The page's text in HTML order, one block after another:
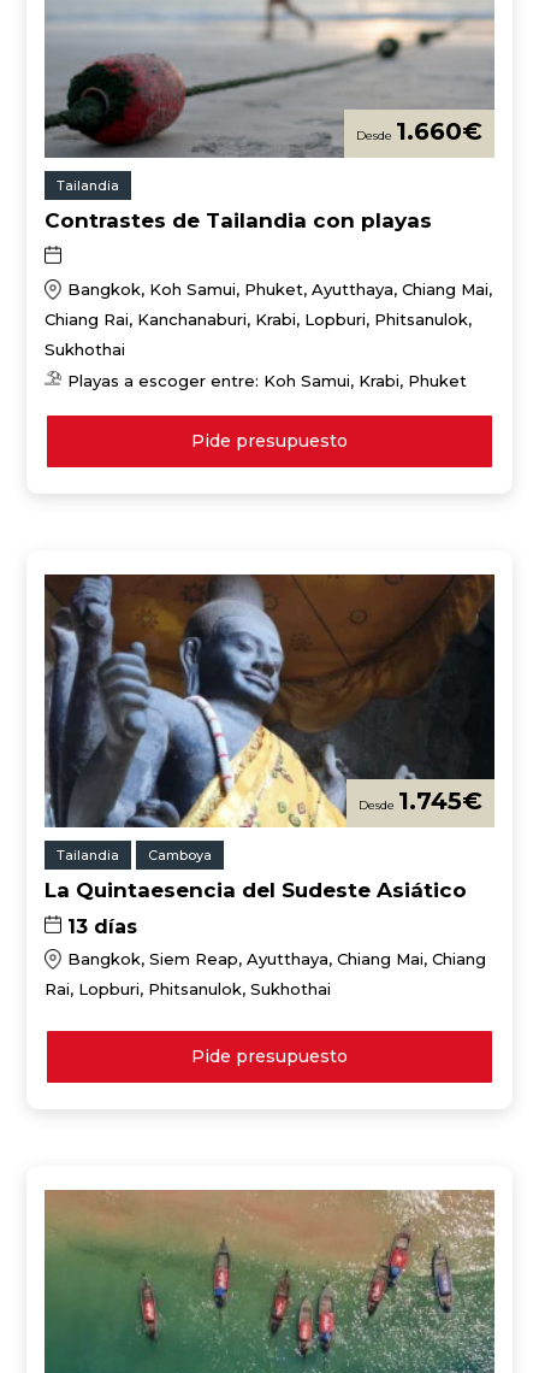
1.660€
Tailandia
Contrastes de Tailandia con playas
Bangkok, Koh Samui, Phuket, Ayutthaya, Chiang Mai,
Chiang Rai, Kanchanaburi, Krabi, Lopburi, Phitsanulok,
Sukhothai
Playas a escoger entre: Koh Samui, Krabi, Phuket
Pide presupuesto
1.745€
Tailandia Camboya
La Quintaesencia del Sudeste Asiático
13 días
Bangkok, Siem Reap, Ayutthaya, Chiang Mai, Chiang
Rai, Lopburi, Phitsanulok, Sukhothai
Pide presupuesto